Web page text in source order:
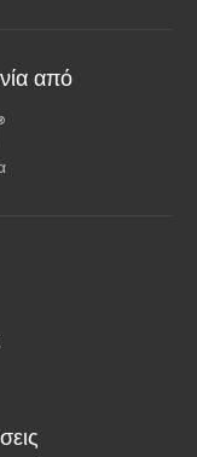
από